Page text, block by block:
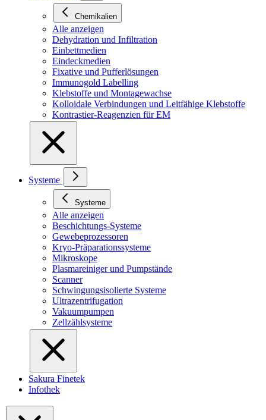
Chemikalien
Alle anzeigen
Dehydration und Infiltration
Einbettmedien
Eindeckmedien
Fixative und Pufferlösungen
Immunogold Labelling
Klebstoffe und Montagewachse
Kolloidale Verbindungen und Leitfähige Klebstoffe
Kontrastier-Reagenzien für EM
Systeme
Systeme
Alle anzeigen
Beschichtungs-Systeme
Gewebeprozessoren
Kryo-Präparationssysteme
Mikroskope
Plasmareiniger und Pumpstände
Scanner
Schwingungsisolierte Systeme
Ultrazentrifugation
Vakuumpumpen
Zellzählsysteme
Sakura Finetek
Infothek